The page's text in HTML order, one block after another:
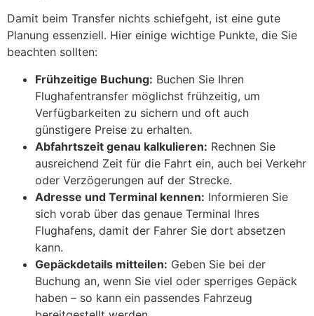
Damit beim Transfer nichts schiefgeht, ist eine gute
Planung essenziell. Hier einige wichtige Punkte, die Sie
beachten sollten:
Frühzeitige Buchung: Buchen Sie Ihren
Flughafentransfer möglichst frühzeitig, um
Verfügbarkeiten zu sichern und oft auch
günstigere Preise zu erhalten.
Abfahrtszeit genau kalkulieren: Rechnen Sie
ausreichend Zeit für die Fahrt ein, auch bei Verkehr
oder Verzögerungen auf der Strecke.
Adresse und Terminal kennen: Informieren Sie
sich vorab über das genaue Terminal Ihres
Flughafens, damit der Fahrer Sie dort absetzen
kann.
Gepäckdetails mitteilen: Geben Sie bei der
Buchung an, wenn Sie viel oder sperriges Gepäck
haben – so kann ein passendes Fahrzeug